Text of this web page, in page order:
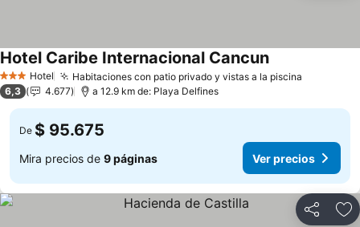
3 Estrellas
Hotel Habitaciones con patio privado y vistas a la piscina
Hotel Caribe Internacional CancunVer precios
6,3 4.677 a 12.9 km de: Playa Delfines
De $ 95.675
Mira precios de 9 páginas Ver precios
Compartir